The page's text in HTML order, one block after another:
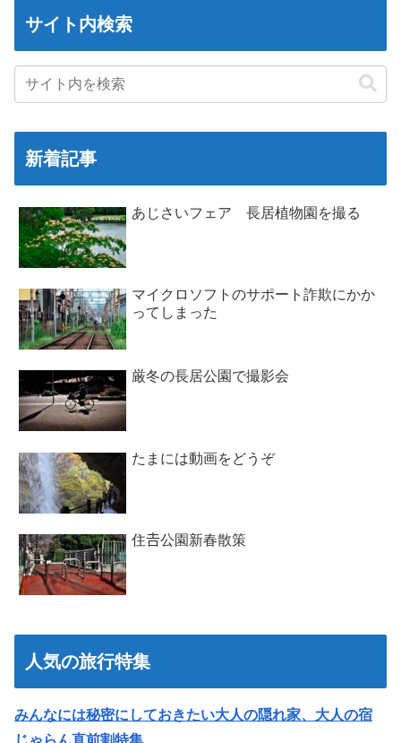
サイト内検索
新着記事
あじさいフェア 長居植物園を撮る
マイクロソフトのサポート詐欺にかか
ってしまった
厳冬の長居公園で撮影会
たまには動画をどうぞ
住𠮷公園新春散策
人気の旅行特集
みんなには秘密にしておきたい大人の隠れ家、大人の宿